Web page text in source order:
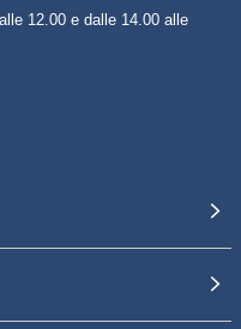
12.00 e dalle 14.00 alle